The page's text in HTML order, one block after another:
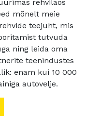
rehvilaos
mõnelt meie
teejuht, mis
tutvuda
ning leida oma
teenindustes
enam kui 10 000
autovelje.